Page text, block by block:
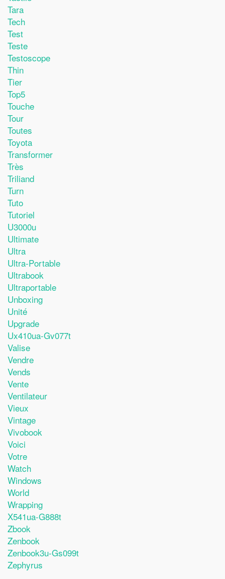
Tara
Tech
Test
Teste
Testoscope
Thin
Tier
Top5
Touche
Tour
Toutes
Toyota
Transformer
Très
Triliand
Turn
Tuto
Tutoriel
U3000u
Ultimate
Ultra
Ultra-Portable
Ultrabook
Ultraportable
Unboxing
Unité
Upgrade
Ux410ua-Gv077t
Valise
Vendre
Vends
Vente
Ventilateur
Vieux
Vintage
Vivobook
Voici
Votre
Watch
Windows
World
Wrapping
X541ua-G888t
Zbook
Zenbook
Zenbook3u-Gs099t
Zephyrus